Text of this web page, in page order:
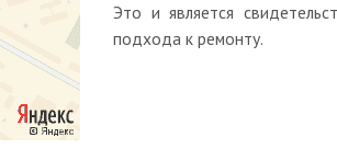
Это и является
подхода к ремонту.